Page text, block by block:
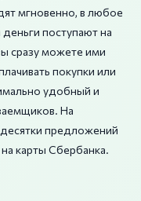
мгновенно, в любое
поступают на
сразу можете ими
покупки или
удобный и
На
предложений
карты Сбербанка.